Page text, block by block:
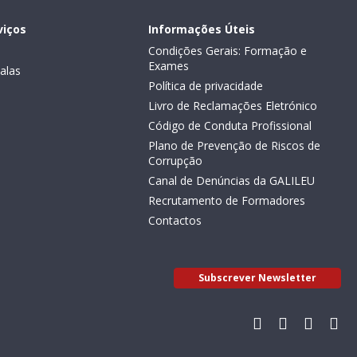
Informações Úteis
Condições Gerais: Formação e
Exames
Política de privacidade
Livro de Reclamações Eletrónico
Código de Conduta Profissional
Plano de Prevenção de Riscos de
Corrupção
Canal de Denúncias da GALILEU
Recrutamento de Formadores
Contactos
Subscrever Newsletter